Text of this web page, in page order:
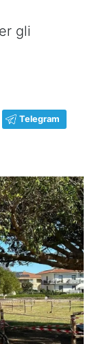
gli
Telegram